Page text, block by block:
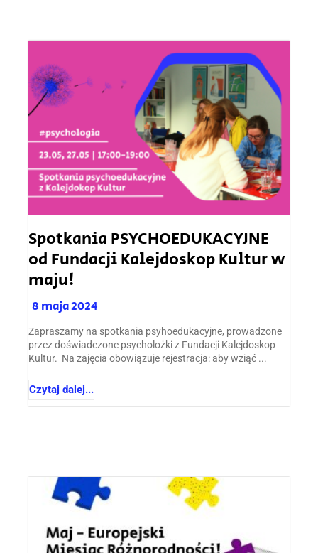
Spotkania PSYCHOEDUKACYJNE
od Fundacji Kalejdoskop Kultur w
maju!
8 maja 2024
Zapraszamy na spotkania psyhoedukacyjne, prowadzone
przez doświadczone psycholożki z Fundacji Kalejdoskop
Kultur. Na zajęcia obowiązuje rejestracja: aby wziąć ...
Czytaj dalej...